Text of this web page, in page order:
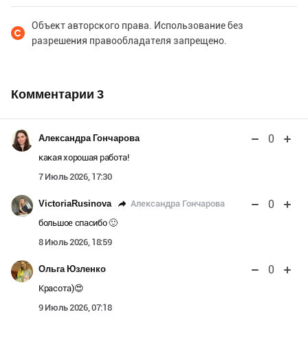
Объект авторского права. Использование без
разрешения правообладателя запрещено.
Комментарии 3
Александра Гончарова 0
какая хорошая работа!
7 Июль 2026, 17:30
VictoriaRusinova Александра Гончарова 0
большое спасибо 🙂
8 Июль 2026, 18:59
Ольга Юзленко 0
Красота)😍
9 Июль 2026, 07:18